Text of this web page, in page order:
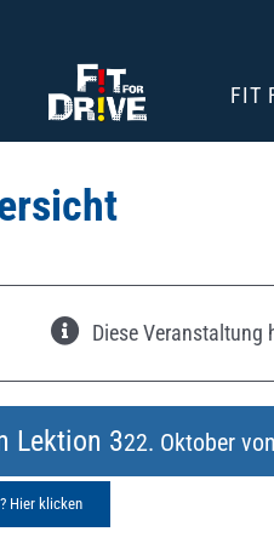
FIT
Diese Veranstaltung
Lektion 322. Oktober
Hier klicken